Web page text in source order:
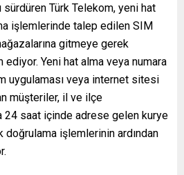
sürdüren Türk Telekom, yeni hat
işlemlerinde talep edilen SIM
gitmeye gerek
Yeni hat alma veya numara
uygulaması veya internet sitesi
müşteriler, il ve ilçe
24 saat içinde adrese gelen kurye
doğrulama işlemlerinin ardından